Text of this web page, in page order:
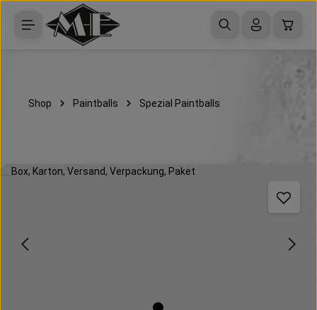
Zum Hauptinhalt springen
Shop Paintballs Spezial Paintballs
Bildergalerie überspringen